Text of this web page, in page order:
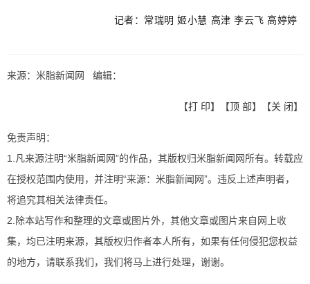
记者：常瑞明 姬小慧 高津 李云飞 高婷婷
来源：米脂新闻网 编辑：
【打 印】【顶 部】【关 闭】
免责声明：
1.凡来源注明“米脂新闻网”的作品，其版权归米脂新闻网所有。转载应
在授权范围内使用，并注明“来源：米脂新闻网”。违反上述声明者，
将追究其相关法律责任。
2.除本站写作和整理的文章或图片外，其他文章或图片来自网上收
集，均已注明来源，其版权归作者本人所有，如果有任何侵犯您权益
的地方，请联系我们，我们将马上进行处理，谢谢。